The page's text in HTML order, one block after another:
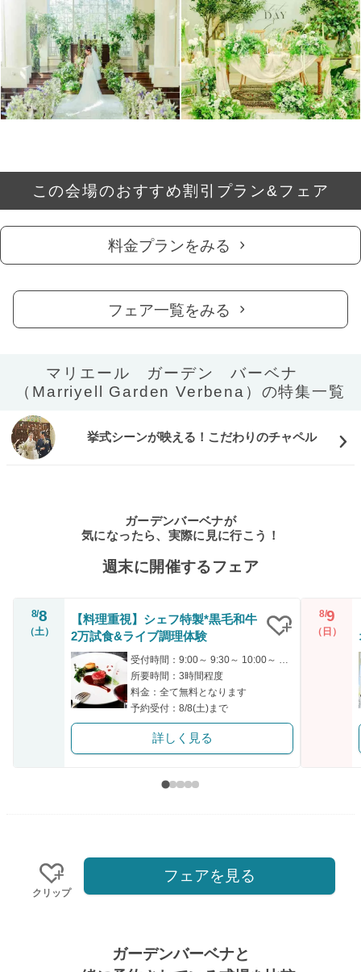
この会場のおすすめ割引プラン&フェア
料金プランをみる
フェア一覧をみる
マリエール ガーデン バーベナ
（Marriyell Garden Verbena）の特集一覧
挙式シーンが映える！こだわりのチャペル
ガーデンバーベナが
気になったら、実際に見に行こう！
週末に開催するフェア
8/8
（土）
【料理重視】シェフ特製*黒毛和牛
2万試食&ライブ調理体験
受付時間：9:00～ 9:30～ 10:00～ 14:00～ 15:00～
所要時間：3時間程度
料金：全て無料となります
予約受付：8/8(土)まで
詳しく見る
8/9
（日）
クリップ
フェアを見る
ガーデンバーベナと